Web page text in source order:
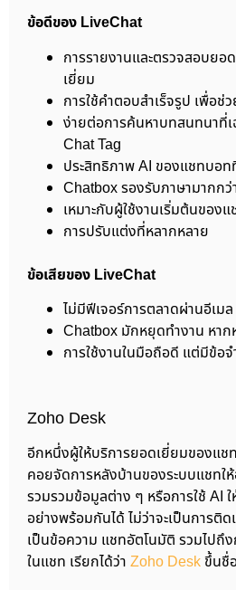
ข้อดีของ LiveChat
การรายงานและตรวจสอบยอ
เยี่ยม
การใช้คำตอบสำเร็จรูป เพื่อช่
ง่ายต่อการค้นหาบทสนทนาที่เ
Chat Tag
ประสิทธิภาพ AI ของแชทบอ
Chatbox รองรับภาษามากกว่
เหมาะกับผู้ใช้งานเริ่มต้นของ
การปรับแต่งที่หลากหลาย
ข้อเสียของ LiveChat
ไม่มีฟีเจอร์การตลาดผ่านอีเมล
Chatbox มักหยุดทำงาน หาก
การใช้งานในมือถือดี แต่มีข้อ
Zoho Desk
อีกหนึ่งผู้ให้บริการยอดเยี่ยมของแช
คอยจัดการหลังบ้านของระบบแชทให้
รวมรวมข้อมูลต่าง ๆ หรือการใช้ AI
อย่างพร้อมกันได้ ไม่ว่าจะเป็นการติ
เป็นข้อความ แชทอัตโนมัติ รวมไปถึง
ในแชท เรียกได้ว่า Zoho Deskขึ้นชื่